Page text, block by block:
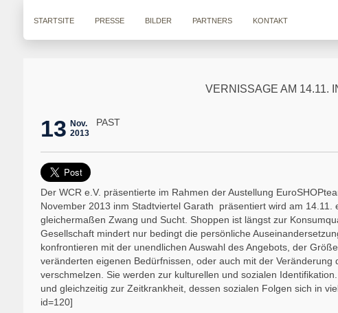
STARTSITE PRESSE BILDER PARTNERS KONTAKT
VERNISSAGE AM 14.11.
13 Nov.
2013
PAST
Der WCR e.V. präsentierte im Rahmen der Austellung
November 2013 inm Stadtviertel Garath präsentiert wird am 14.11.
gleichermaßen Zwang und Sucht. Shoppen ist längst zur
Gesellschaft mindert nur bedingt die persönliche
konfrontieren mit der unendlichen Auswahl des Angebots, der
veränderten eigenen Bedürfnissen, oder auch mit der
verschmelzen. Sie werden zur kulturellen und sozialen
und gleichzeitig zur Zeitkrankheit, dessen sozialen Folgen sich in
id=120]